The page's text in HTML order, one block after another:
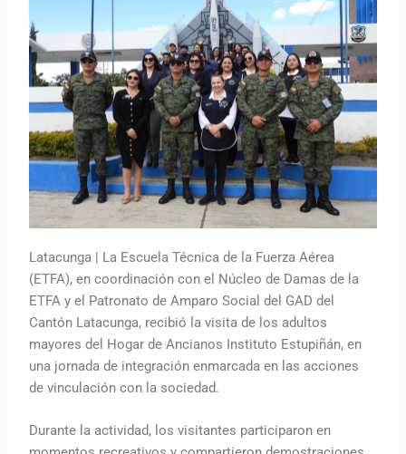
Latacunga | La Escuela Técnica de la Fuerza Aérea
(ETFA), en coordinación con el Núcleo de Damas de la
ETFA y el Patronato de Amparo Social del GAD del
Cantón Latacunga, recibió la visita de los adultos
mayores del Hogar de Ancianos Instituto Estupiñán, en
una jornada de integración enmarcada en las acciones
de vinculación con la sociedad.
Durante la actividad, los visitantes participaron en